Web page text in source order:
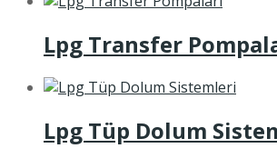
Lpg Transfer
Lpg Tüp Dolum